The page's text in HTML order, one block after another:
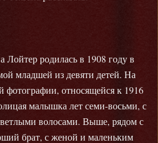
Лойтер родилась в 1908 году в
младшей из девяти детей. На
фотографии, относящейся к 1916
малышка лет семи-восьми, с
волосами. Выше, рядом с
брат, с женой и маленьким